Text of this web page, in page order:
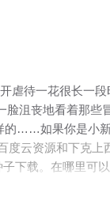
虐待一花很长一段
脸沮丧地看着那些
的……如果你是小
度云资源和下克上
下载。在哪里可